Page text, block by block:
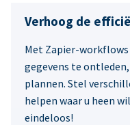
Verhoog de
Met Zapier-
gegevens te
plannen. Stel
helpen waar u heen
eindeloos!